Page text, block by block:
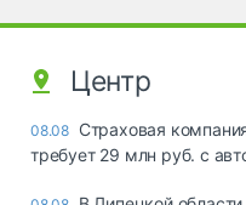
Центр
08.08 Страховая
требует 29 млн руб. с